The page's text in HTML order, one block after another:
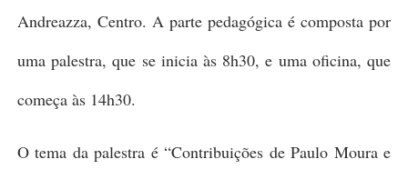
Andreazza, Centro. A parte pedagógica é composta por
uma palestra, que se inicia às 8h30, e uma oficina, que
começa às 14h30.
O tema da palestra é “Contribuições de Paulo Moura e